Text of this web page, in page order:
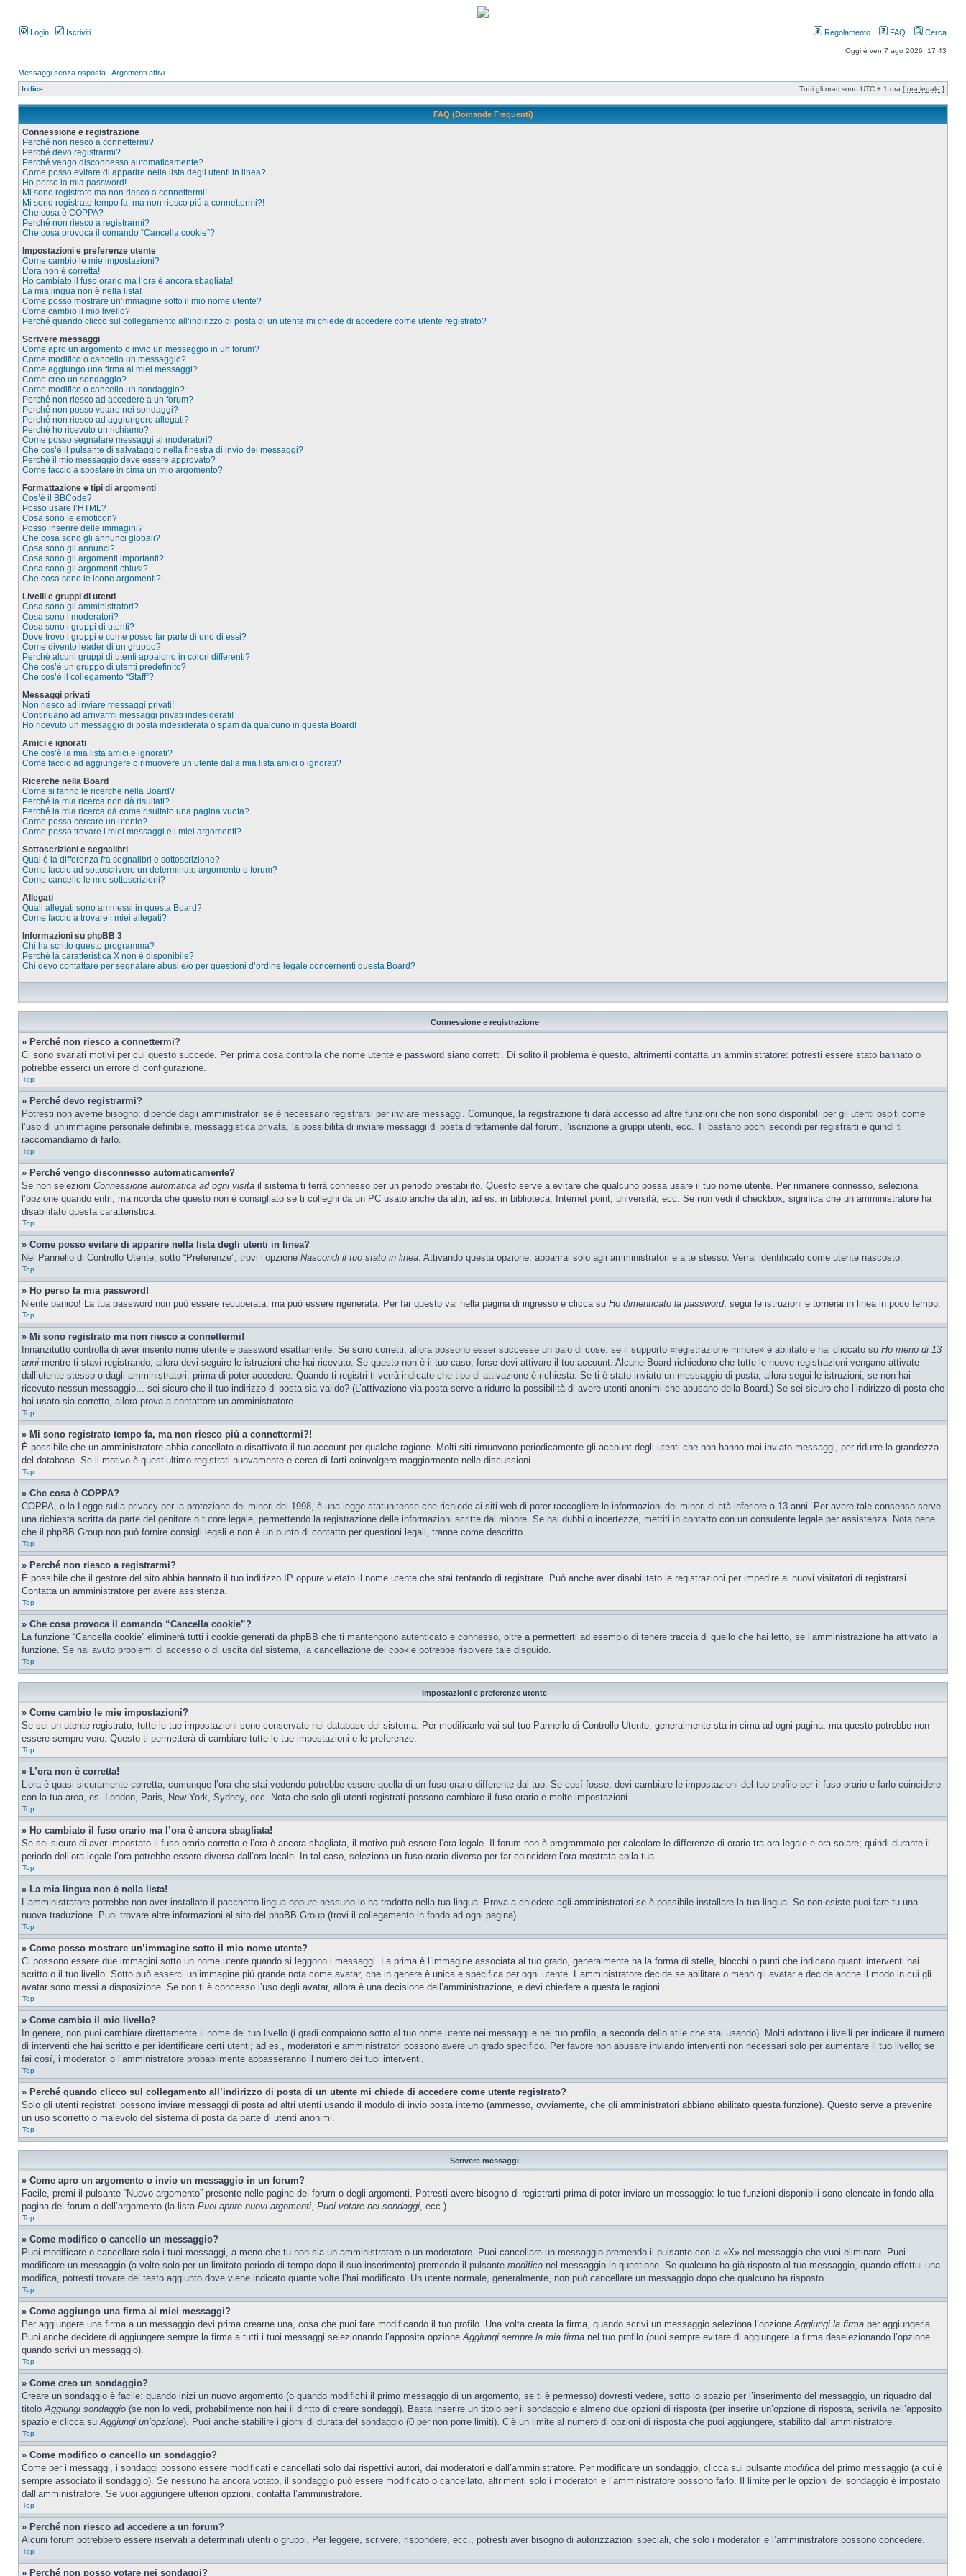
Login Iscriviti Regolamento FAQ Cerca
Oggi è ven 7 ago 2026, 17:43
Messaggi senza risposta | Argomenti attivi
Indice Tutti gli orari sono UTC + 1 ora [ ora legale ]
FAQ (Domande Frequenti)
Connessione e registrazione
Perché non riesco a connettermi?
Perché devo registrarmi?
Perché vengo disconnesso automaticamente?
Come posso evitare di apparire nella lista degli utenti in linea?
Ho perso la mia password!
Mi sono registrato ma non riesco a connettermi!
Mi sono registrato tempo fa, ma non riesco piú a connettermi?!
Che cosa è COPPA?
Perché non riesco a registrarmi?
Che cosa provoca il comando “Cancella cookie”?
Impostazioni e preferenze utente
Come cambio le mie impostazioni?
L’ora non è corretta!
Ho cambiato il fuso orario ma l’ora è ancora sbagliata!
La mia lingua non è nella lista!
Come posso mostrare un’immagine sotto il mio nome utente?
Come cambio il mio livello?
Perché quando clicco sul collegamento all’indirizzo di posta di un utente mi chiede di accedere come utente registrato?
Scrivere messaggi
Come apro un argomento o invio un messaggio in un forum?
Come modifico o cancello un messaggio?
Come aggiungo una firma ai miei messaggi?
Come creo un sondaggio?
Come modifico o cancello un sondaggio?
Perché non riesco ad accedere a un forum?
Perché non posso votare nei sondaggi?
Perché non riesco ad aggiungere allegati?
Perché ho ricevuto un richiamo?
Come posso segnalare messaggi ai moderatori?
Che cos’è il pulsante di salvataggio nella finestra di invio dei messaggi?
Perché il mio messaggio deve essere approvato?
Come faccio a spostare in cima un mio argomento?
Formattazione e tipi di argomenti
Cos’è il BBCode?
Posso usare l’HTML?
Cosa sono le emoticon?
Posso inserire delle immagini?
Che cosa sono gli annunci globali?
Cosa sono gli annunci?
Cosa sono gli argomenti importanti?
Cosa sono gli argomenti chiusi?
Che cosa sono le icone argomenti?
Livelli e gruppi di utenti
Cosa sono gli amministratori?
Cosa sono i moderatori?
Cosa sono i gruppi di utenti?
Dove trovo i gruppi e come posso far parte di uno di essi?
Come divento leader di un gruppo?
Perché alcuni gruppi di utenti appaiono in colori differenti?
Che cos’è un gruppo di utenti predefinito?
Che cos’è il collegamento “Staff”?
Messaggi privati
Non riesco ad inviare messaggi privati!
Continuano ad arrivarmi messaggi privati indesiderati!
Ho ricevuto un messaggio di posta indesiderata o spam da qualcuno in questa Board!
Amici e ignorati
Che cos’è la mia lista amici e ignorati?
Come faccio ad aggiungere o rimuovere un utente dalla mia lista amici o ignorati?
Ricerche nella Board
Come si fanno le ricerche nella Board?
Perché la mia ricerca non dà risultati?
Perché la mia ricerca dà come risultato una pagina vuota?
Come posso cercare un utente?
Come posso trovare i miei messaggi e i miei argomenti?
Sottoscrizioni e segnalibri
Qual è la differenza fra segnalibri e sottoscrizione?
Come faccio ad sottoscrivere un determinato argomento o forum?
Come cancello le mie sottoscrizioni?
Allegati
Quali allegati sono ammessi in questa Board?
Come faccio a trovare i miei allegati?
Informazioni su phpBB 3
Chi ha scritto questo programma?
Perché la caratteristica X non è disponibile?
Chi devo contattare per segnalare abusi e/o per questioni d’ordine legale concernenti questa Board?
Connessione e registrazione
» Perché non riesco a connettermi?
Ci sono svariati motivi per cui questo succede. Per prima cosa controlla che nome utente e password siano corretti. Di solito il problema è questo, altrimenti contatta un amministratore: potresti essere stato bannato o
potrebbe esserci un errore di configurazione.
Top
» Perché devo registrarmi?
Potresti non averne bisogno: dipende dagli amministratori se è necessario registrarsi per inviare messaggi. Comunque, la registrazione ti darà accesso ad altre funzioni che non sono disponibili per gli utenti ospiti come
l’uso di un’immagine personale definibile, messaggistica privata, la possibilità di inviare messaggi di posta direttamente dal forum, l’iscrizione a gruppi utenti, ecc. Ti bastano pochi secondi per registrarti e quindi ti
raccomandiamo di farlo.
Top
» Perché vengo disconnesso automaticamente?
Se non selezioni Connessione automatica ad ogni visita il sistema ti terrà connesso per un periodo prestabilito. Questo serve a evitare che qualcuno possa usare il tuo nome utente. Per rimanere connesso, seleziona
l’opzione quando entri, ma ricorda che questo non è consigliato se ti colleghi da un PC usato anche da altri, ad es. in biblioteca, Internet point, università, ecc. Se non vedi il checkbox, significa che un amministratore ha
disabilitato questa caratteristica.
Top
» Come posso evitare di apparire nella lista degli utenti in linea?
Nel Pannello di Controllo Utente, sotto “Preferenze”, trovi l’opzione Nascondi il tuo stato in linea. Attivando questa opzione, apparirai solo agli amministratori e a te stesso. Verrai identificato come utente nascosto.
Top
» Ho perso la mia password!
Niente panico! La tua password non può essere recuperata, ma può essere rigenerata. Per far questo vai nella pagina di ingresso e clicca su Ho dimenticato la password, segui le istruzioni e tornerai in linea in poco tempo.
Top
» Mi sono registrato ma non riesco a connettermi!
Innanzitutto controlla di aver inserito nome utente e password esattamente. Se sono corretti, allora possono esser successe un paio di cose: se il supporto «registrazione minore» è abilitato e hai cliccato su Ho meno di 13
anni mentre ti stavi registrando, allora devi seguire le istruzioni che hai ricevuto. Se questo non è il tuo caso, forse devi attivare il tuo account. Alcune Board richiedono che tutte le nuove registrazioni vengano attivate
dall’utente stesso o dagli amministratori, prima di poter accedere. Quando ti registri ti verrà indicato che tipo di attivazione è richiesta. Se ti è stato inviato un messaggio di posta, allora segui le istruzioni; se non hai
ricevuto nessun messaggio... sei sicuro che il tuo indirizzo di posta sia valido? (L’attivazione via posta serve a ridurre la possibilità di avere utenti anonimi che abusano della Board.) Se sei sicuro che l’indirizzo di posta che
hai usato sia corretto, allora prova a contattare un amministratore.
Top
» Mi sono registrato tempo fa, ma non riesco piú a connettermi?!
È possibile che un amministratore abbia cancellato o disattivato il tuo account per qualche ragione. Molti siti rimuovono periodicamente gli account degli utenti che non hanno mai inviato messaggi, per ridurre la grandezza
del database. Se il motivo è quest’ultimo registrati nuovamente e cerca di farti coinvolgere maggiormente nelle discussioni.
Top
» Che cosa è COPPA?
COPPA, o la Legge sulla privacy per la protezione dei minori del 1998, è una legge statunitense che richiede ai siti web di poter raccogliere le informazioni dei minori di età inferiore a 13 anni. Per avere tale consenso serve
una richiesta scritta da parte del genitore o tutore legale, permettendo la registrazione delle informazioni scritte dal minore. Se hai dubbi o incertezze, mettiti in contatto con un consulente legale per assistenza. Nota bene
che il phpBB Group non può fornire consigli legali e non è un punto di contatto per questioni legali, tranne come descritto.
Top
» Perché non riesco a registrarmi?
È possibile che il gestore del sito abbia bannato il tuo indirizzo IP oppure vietato il nome utente che stai tentando di registrare. Può anche aver disabilitato le registrazioni per impedire ai nuovi visitatori di registrarsi.
Contatta un amministratore per avere assistenza.
Top
» Che cosa provoca il comando “Cancella cookie”?
La funzione “Cancella cookie” eliminerà tutti i cookie generati da phpBB che ti mantengono autenticato e connesso, oltre a permetterti ad esempio di tenere traccia di quello che hai letto, se l’amministrazione ha attivato la
funzione. Se hai avuto problemi di accesso o di uscita dal sistema, la cancellazione dei cookie potrebbe risolvere tale disguido.
Top
Impostazioni e preferenze utente
» Come cambio le mie impostazioni?
Se sei un utente registrato, tutte le tue impostazioni sono conservate nel database del sistema. Per modificarle vai sul tuo Pannello di Controllo Utente; generalmente sta in cima ad ogni pagina, ma questo potrebbe non
essere sempre vero. Questo ti permetterà di cambiare tutte le tue impostazioni e le preferenze.
Top
» L’ora non è corretta!
L’ora è quasi sicuramente corretta, comunque l’ora che stai vedendo potrebbe essere quella di un fuso orario differente dal tuo. Se cosí fosse, devi cambiare le impostazioni del tuo profilo per il fuso orario e farlo coincidere
con la tua area, es. London, Paris, New York, Sydney, ecc. Nota che solo gli utenti registrati possono cambiare il fuso orario e molte impostazioni.
Top
» Ho cambiato il fuso orario ma l’ora è ancora sbagliata!
Se sei sicuro di aver impostato il fuso orario corretto e l’ora è ancora sbagliata, il motivo può essere l’ora legale. Il forum non è programmato per calcolare le differenze di orario tra ora legale e ora solare; quindi durante il
periodo dell’ora legale l’ora potrebbe essere diversa dall’ora locale. In tal caso, seleziona un fuso orario diverso per far coincidere l’ora mostrata colla tua.
Top
» La mia lingua non è nella lista!
L’amministratore potrebbe non aver installato il pacchetto lingua oppure nessuno lo ha tradotto nella tua lingua. Prova a chiedere agli amministratori se è possibile installare la tua lingua. Se non esiste puoi fare tu una
nuova traduzione. Puoi trovare altre informazioni al sito del phpBB Group (trovi il collegamento in fondo ad ogni pagina).
Top
» Come posso mostrare un’immagine sotto il mio nome utente?
Ci possono essere due immagini sotto un nome utente quando si leggono i messaggi. La prima è l’immagine associata al tuo grado, generalmente ha la forma di stelle, blocchi o punti che indicano quanti interventi hai
scritto o il tuo livello. Sotto può esserci un’immagine piú grande nota come avatar, che in genere è unica e specifica per ogni utente. L’amministratore decide se abilitare o meno gli avatar e decide anche il modo in cui gli
avatar sono messi a disposizione. Se non ti è concesso l’uso degli avatar, allora è una decisione dell’amministrazione, e devi chiedere a questa le ragioni.
Top
» Come cambio il mio livello?
In genere, non puoi cambiare direttamente il nome del tuo livello (i gradi compaiono sotto al tuo nome utente nei messaggi e nel tuo profilo, a seconda dello stile che stai usando). Molti adottano i livelli per indicare il numero
di interventi che hai scritto e per identificare certi utenti; ad es., moderatori e amministratori possono avere un grado specifico. Per favore non abusare inviando interventi non necessari solo per aumentare il tuo livello; se
fai cosí, i moderatori o l’amministratore probabilmente abbasseranno il numero dei tuoi interventi.
Top
» Perché quando clicco sul collegamento all’indirizzo di posta di un utente mi chiede di accedere come utente registrato?
Solo gli utenti registrati possono inviare messaggi di posta ad altri utenti usando il modulo di invio posta interno (ammesso, ovviamente, che gli amministratori abbiano abilitato questa funzione). Questo serve a prevenire
un uso scorretto o malevolo del sistema di posta da parte di utenti anonimi.
Top
Scrivere messaggi
» Come apro un argomento o invio un messaggio in un forum?
Facile, premi il pulsante “Nuovo argomento” presente nelle pagine dei forum o degli argomenti. Potresti avere bisogno di registrarti prima di poter inviare un messaggio: le tue funzioni disponibili sono elencate in fondo alla
pagina del forum o dell’argomento (la lista Puoi aprire nuovi argomenti, Puoi votare nei sondaggi, ecc.).
Top
» Come modifico o cancello un messaggio?
Puoi modificare o cancellare solo i tuoi messaggi, a meno che tu non sia un amministratore o un moderatore. Puoi cancellare un messaggio premendo il pulsante con la «X» nel messaggio che vuoi eliminare. Puoi
modificare un messaggio (a volte solo per un limitato periodo di tempo dopo il suo inserimento) premendo il pulsante modifica nel messaggio in questione. Se qualcuno ha già risposto al tuo messaggio, quando effettui una
modifica, potresti trovare del testo aggiunto dove viene indicato quante volte l’hai modificato. Un utente normale, generalmente, non può cancellare un messaggio dopo che qualcuno ha risposto.
Top
» Come aggiungo una firma ai miei messaggi?
Per aggiungere una firma a un messaggio devi prima crearne una, cosa che puoi fare modificando il tuo profilo. Una volta creata la firma, quando scrivi un messaggio seleziona l’opzioneAggiungi la firma per aggiungerla.
Puoi anche decidere di aggiungere sempre la firma a tutti i tuoi messaggi selezionando l’apposita opzioneAggiungi sempre la mia firma nel tuo profilo (puoi sempre evitare di aggiungere la firma deselezionando l’opzione
quando scrivi un messaggio).
Top
» Come creo un sondaggio?
Creare un sondaggio è facile: quando inizi un nuovo argomento (o quando modifichi il primo messaggio di un argomento, se ti è permesso) dovresti vedere, sotto lo spazio per l’inserimento del messaggio, un riquadro dal
titoloAggiungi sondaggio (se non lo vedi, probabilmente non hai il diritto di creare sondaggi). Basta inserire un titolo per il sondaggio e almeno due opzioni di risposta (per inserire un’opzione di risposta, scrivila nell’apposito
spazio e clicca suAggiungi un’opzione). Puoi anche stabilire i giorni di durata del sondaggio (0 per non porre limiti). C’è un limite al numero di opzioni di risposta che puoi aggiungere, stabilito dall’amministratore.
Top
» Come modifico o cancello un sondaggio?
Come per i messaggi, i sondaggi possono essere modificati e cancellati solo dai rispettivi autori, dai moderatori e dall’amministratore. Per modificare un sondaggio, clicca sul pulsante modifica del primo messaggio (a cui è
sempre associato il sondaggio). Se nessuno ha ancora votato, il sondaggio può essere modificato o cancellato, altrimenti solo i moderatori e l’amministratore possono farlo. Il limite per le opzioni del sondaggio è impostato
dall’amministratore. Se vuoi aggiungere ulteriori opzioni, contatta l’amministratore.
Top
» Perché non riesco ad accedere a un forum?
Alcuni forum potrebbero essere riservati a determinati utenti o gruppi. Per leggere, scrivere, rispondere, ecc., potresti aver bisogno di autorizzazioni speciali, che solo i moderatori e l’amministratore possono concedere.
Top
» Perché non posso votare nei sondaggi?